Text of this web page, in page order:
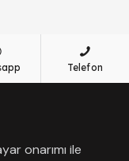
Telefon
onarımı ile